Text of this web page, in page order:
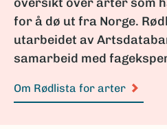
for å dø ut fra Norge.
utarbeidet av
samarbeid med
Om Rødlista for arter